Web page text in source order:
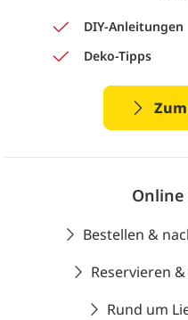
DIY-Anleitungen
Deko-Tipps
Bestellen &
Reservieren
Rund um